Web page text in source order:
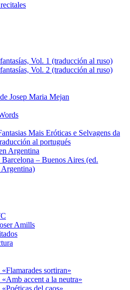
Vol. 1 (traducción al ruso)
Vol. 2 (traducción al ruso)
Josep Maria Mejan
Mais Eróticas e Selvagens da
al portugués
Argentina
– Buenos Aires (ed.
Argentina)
Amills
sortiran»
accent a la neutra»
del caos»